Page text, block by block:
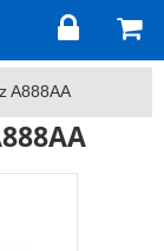
A888AA